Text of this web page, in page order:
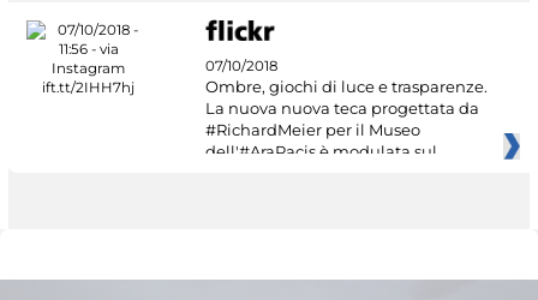
07/10/2018
Ombre, giochi di luce e trasparenze.
La nuova nuova teca progettata da
#RichardMeier per il Museo
dell'#AraPacis è modulata sul